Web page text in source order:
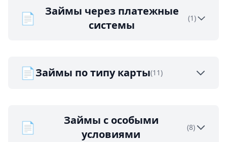
📄
Займы через платежные
системы
(1)
📄Займы по типу карты(11)
📄
Займы с особыми
условиями
(8)